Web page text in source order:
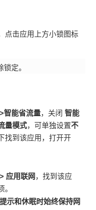
点击应用上方小锁图标
定。
>智能省流量，关闭智能
量模式，可单独设置不
找到该应用，打开开
> 应用联网 ，找到该应
。
示和休眠时始终保持网